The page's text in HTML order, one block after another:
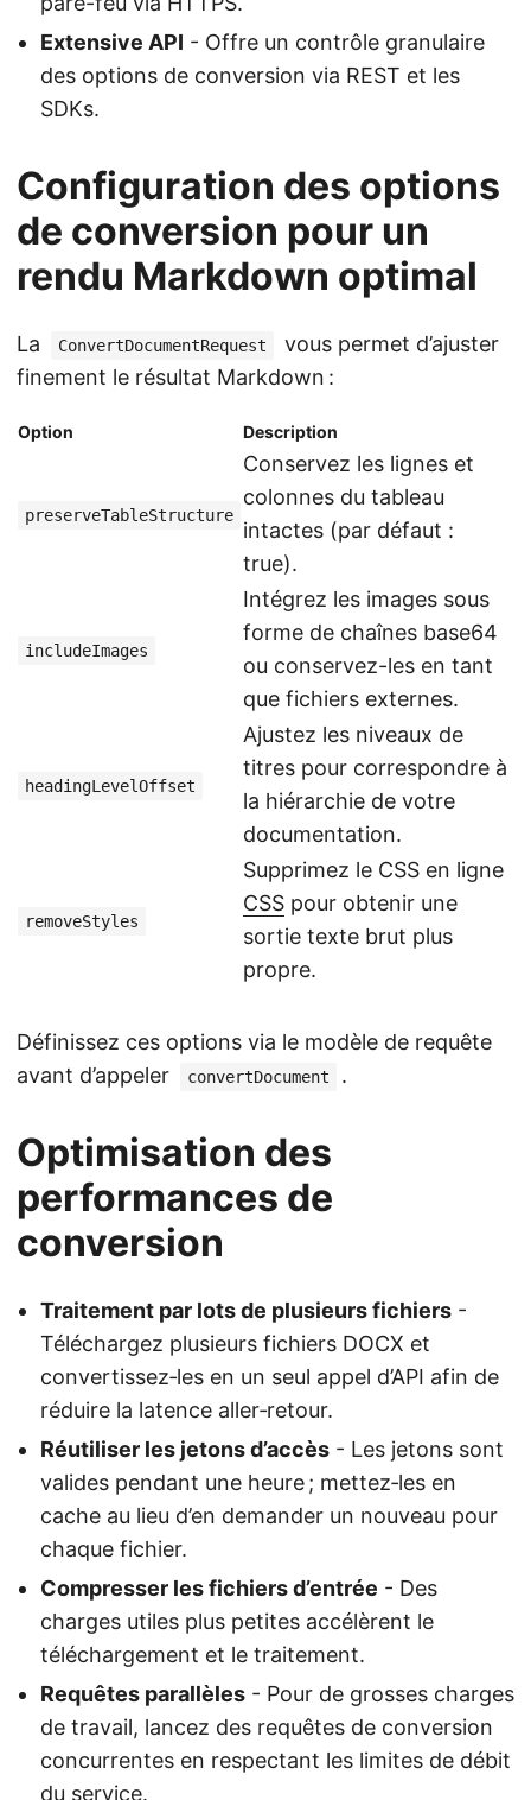
Extensive API - Offre un contrôle granulaire
des options de conversion via REST et les
SDKs.
Configuration des options
de conversion pour un
rendu Markdown optimal
La ConvertDocumentRequest
vous permet d’ajuster
finement le résultat Markdown :
Option Description
preserveTableStructure
Conservez les lignes et
colonnes du tableau
intactes (par défaut :
true).
includeImages
Intégrez les images sous
forme de chaînes base64
ou conservez-les en tant
que fichiers externes.
headingLevelOffset
Ajustez les niveaux de
titres pour correspondre à
la hiérarchie de votre
documentation.
removeStyles
Supprimez le CSS en ligne
CSS pour obtenir une
sortie texte brut plus
propre.
Définissez ces options via le modèle de requête
avant d’appeler
convertDocument .
Optimisation des
performances de
conversion
Traitement par lots de plusieurs fichiers -
Téléchargez plusieurs fichiers DOCX et
convertissez‑les en un seul appel d’API afin de
réduire la latence aller‑retour.
Réutiliser les jetons d’accès - Les jetons sont
valides pendant une heure ; mettez‑les en
cache au lieu d’en demander un nouveau pour
chaque fichier.
Compresser les fichiers d’entrée - Des
charges utiles plus petites accélèrent le
téléchargement et le traitement.
Requêtes parallèles - Pour de grosses charges
de travail, lancez des requêtes de conversion
concurrentes en respectant les limites de débit
du service.